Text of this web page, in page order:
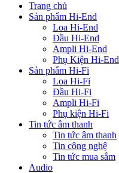
Trang chủ
Sản phẩm Hi-End
Loa Hi-End
Đầu Hi-End
Ampli Hi-End
Phụ Kiện Hi-End
Sản phẩm Hi-Fi
Loa Hi-Fi
Đầu Hi-Fi
Ampli Hi-Fi
Phụ kiện Hi-Fi
Tin tức âm thanh
Tin tức âm thanh
Tin công nghệ
Tin tức mua sắm
Audio